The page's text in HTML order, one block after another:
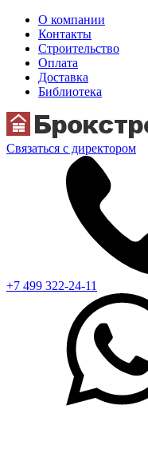
О компании
Контакты
Строительство
Оплата
Доставка
Библиотека
Связаться с директором
+7 499 322-24-11